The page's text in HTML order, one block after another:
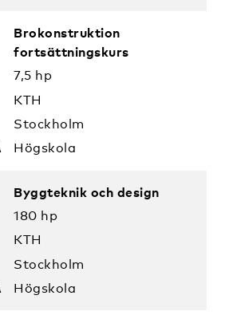
Brokonstruktion
fortsättningskurs
7,5 hp
KTH
Stockholm
Högskola
Byggteknik och design
180 hp
KTH
Stockholm
Högskola